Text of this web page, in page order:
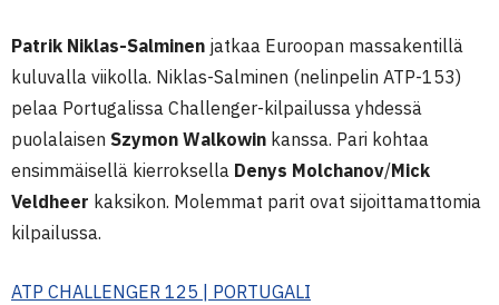
Patrik Niklas-Salminen jatkaa Euroopan massakentillä
kuluvalla viikolla. Niklas-Salminen (nelinpelin ATP-153)
pelaa Portugalissa Challenger-kilpailussa yhdessä
puolalaisen Szymon Walkowin kanssa. Pari kohtaa
ensimmäisellä kierroksella Denys Molchanov/Mick
Veldheer kaksikon. Molemmat parit ovat sijoittamattomia
kilpailussa.
ATP CHALLENGER 125 | PORTUGALI